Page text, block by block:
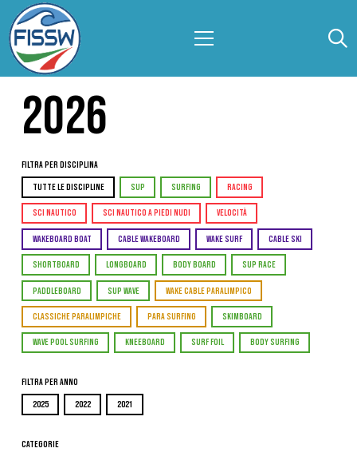
2026
Filtra per Disciplina
TUTTE LE DISCIPLINE SUP SURFING RACING
SCI NAUTICO SCI NAUTICO A PIEDI NUDI VELOCITÀ
WAKEBOARD BOAT CABLE WAKEBOARD WAKE SURF CABLE SKI
SHORTBOARD LONGBOARD BODY BOARD SUP RACE
PADDLEBOARD SUP WAVE WAKE CABLE PARALIMPICO
CLASSICHE PARALIMPICHE PARA SURFING SKIMBOARD
WAVE POOL SURFING KNEEBOARD SURF FOIL BODY SURFING
Filtra per Anno
2025 2022 2021
Categorie